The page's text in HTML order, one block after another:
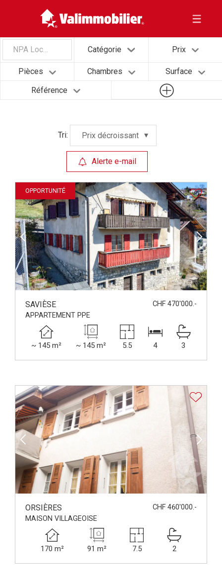
Catégorie
NPA Localité Prix
Pièces Chambres
Surface
Référence
Tri: Prix décroissant
Alerte e-mail
OPPORTUNITÉ
SAVIÈSE
CHF 470'000.-
APPARTEMENT PPE
~ 145 m² ~ 145 m² 5.5 4 3
ORSIÈRES
CHF 460'000.-
MAISON VILLAGEOISE
170 m² 91 m² 7.5 2